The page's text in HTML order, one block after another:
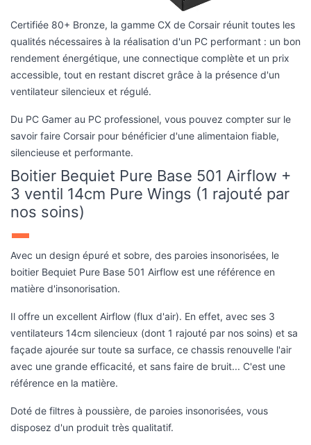
Certifiée 80+ Bronze, la gamme CX de Corsair réunit toutes les
qualités nécessaires à la réalisation d'un PC performant : un bon
rendement énergétique, une connectique complète et un prix
accessible, tout en restant discret grâce à la présence d'un
ventilateur silencieux et régulé.
Du PC Gamer au PC professionel, vous pouvez compter sur le
savoir faire Corsair pour bénéficier d'une alimentaion fiable,
silencieuse et performante.
Boitier Bequiet Pure Base 501 Airflow +
3 ventil 14cm Pure Wings (1 rajouté par
nos soins)
Avec un design épuré et sobre, des paroies insonorisées, le
boitier Bequiet Pure Base 501 Airflow est une référence en
matière d'insonorisation.
Il offre un excellent Airflow (flux d'air). En effet, avec ses 3
ventilateurs 14cm silencieux (dont 1 rajouté par nos soins) et sa
façade ajourée sur toute sa surface, ce chassis renouvelle l'air
avec une grande efficacité, et sans faire de bruit... C'est une
référence en la matière.
Doté de filtres à poussière, de paroies insonorisées, vous
disposez d'un produit très qualitatif.